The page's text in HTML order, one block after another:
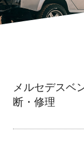
注文販売
点検修理・車検
会社概要
メルセデスベ
断・修理